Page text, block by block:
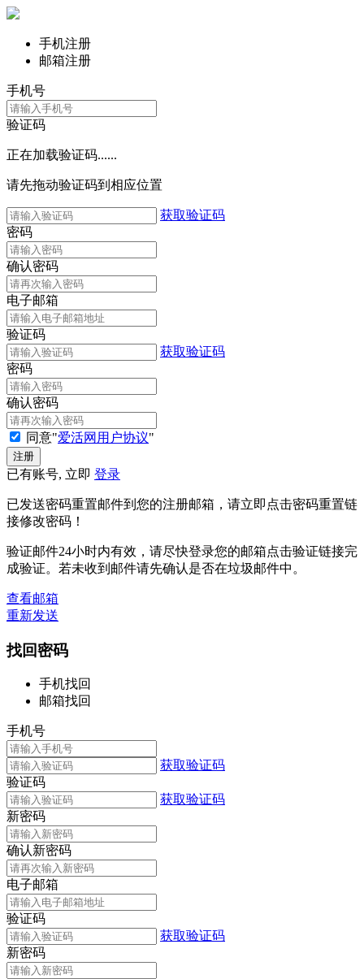
手机注册
邮箱注册
手机号
验证码
正在加载验证码......
请先拖动验证码到相应位置
获取验证码
密码
确认密码
电子邮箱
验证码
获取验证码
密码
确认密码
同意"爱活网用户协议"
已有账号, 立即 登录
已发送密码重置邮件到您的注册邮箱，请立即点击密码重置链
接修改密码！
验证邮件24小时内有效，请尽快登录您的邮箱点击验证链接完
成验证。若未收到邮件请先确认是否在垃圾邮件中。
查看邮箱
重新发送
找回密码
手机找回
邮箱找回
手机号
获取验证码
验证码
获取验证码
新密码
确认新密码
电子邮箱
验证码
获取验证码
新密码